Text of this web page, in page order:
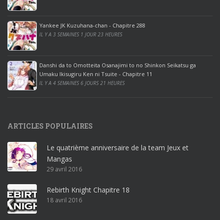
o
o
ff
i
c
e
2
0
1
r
o
ff
i
c
e
3
Yankee JK Kuzuhana-chan - Chapitre 288
IL Y A 3 SEMAINES 1 JOUR 23 HEURES
Danshi da to Omotteita Osanajimi to no Shinkon Seikatsu ga
Umaku Ikisugiru Ken ni Tsuite - Chapitre 11
IL Y A 4 SEMAINES 6 JOURS 21 HEURES
ARTICLES POPULAIRES
Le quatrième anniversaire de la team Jeux et
Mangas
29 avril 2016
Rebirth Knight Chapitre 18
18 avril 2016